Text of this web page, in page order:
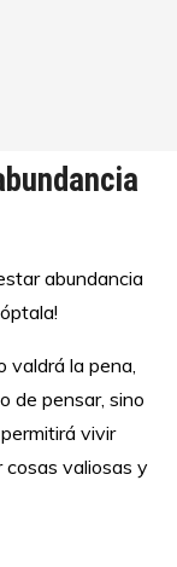
abundancia
valdrá la pena,
de pensar, sino
vivir
cosas valiosas y